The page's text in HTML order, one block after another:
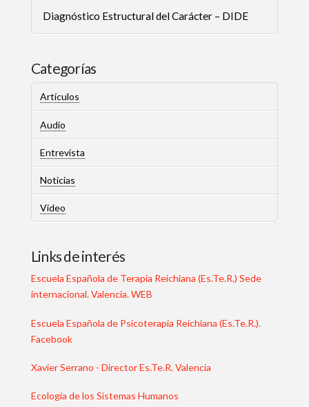
Diagnóstico Estructural del Carácter – DIDE
Categorías
Artículos
Audio
Entrevista
Noticias
Video
Links de interés
Escuela Española de Terapia Reichiana (Es.Te.R.) Sede
internacional. Valencia. WEB
Escuela Española de Psicoterapia Reichiana (Es.Te.R.).
Facebook
Xavier Serrano - Director Es.Te.R. Valencia
Ecología de los Sistemas Humanos